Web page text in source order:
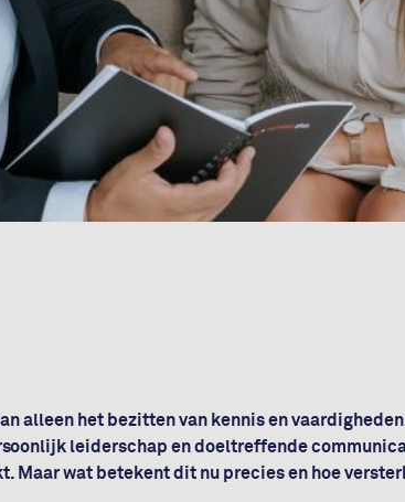
alleen het bezitten van kennis en
leiderschap en doeltreffende
Maar wat betekent dit nu precies en hoe